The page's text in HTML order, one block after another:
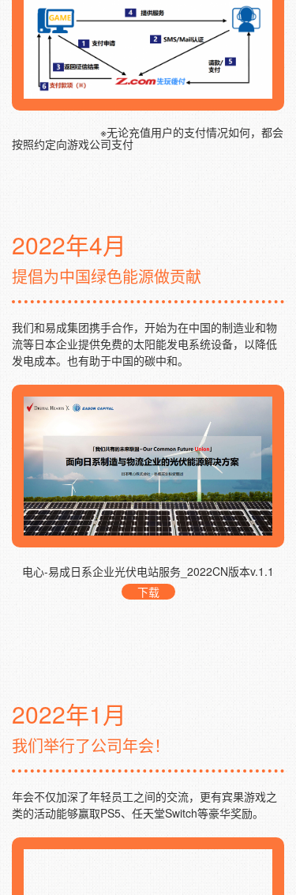
※无论充值用户的支付情况如何，都会
按照约定向游戏公司支付
2022年4月
提倡为中国绿色能源做贡献
我们和易成集团携手合作，开始为在中国的制造业和物
流等日本企业提供免费的太阳能发电系统设备，以降低
发电成本。也有助于中国的碳中和。
电心-易成日系企业光伏电站服务_2022CN版本v.1.1
下载
2022年1月
我们举行了公司年会！
年会不仅加深了年轻员工之间的交流，更有宾果游戏之
类的活动能够赢取PS5、任天堂Switch等豪华奖励。